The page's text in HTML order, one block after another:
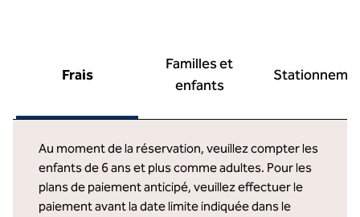
Frais
Familles et
enfants
Au moment de la réservation, veuillez compter les
enfants de 6 ans et plus comme adultes. Pour les
plans de paiement anticipé, veuillez effectuer le
paiement avant la date limite indiquée dans le